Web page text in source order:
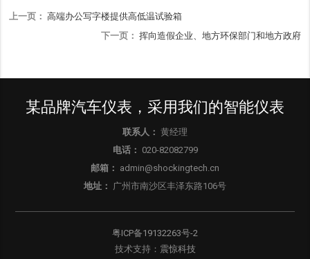
上一页： 高端办公写字楼提供高低温试验箱
下一页： 挥向造假企业、地方环保部门和地方政府
某品牌汽车仪表，采用我们的智能仪表
联系人： 黄经理
电话： 020-82082799
邮箱： admin@shockingtech.cn
地址：
广州市南沙区丰泽东路106号
粤ICP备19132263号-2
技术支持： 震惊科技